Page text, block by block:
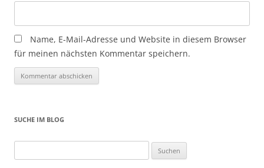
Name, E-Mail-Adresse und Website in diesem Browser
für meinen nächsten Kommentar speichern.
SUCHE IM BLOG
nach: